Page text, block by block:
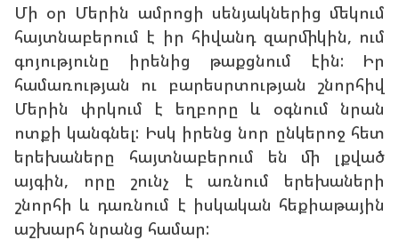
Մի օր Մերին ամրոցի սենյակներից մեկում
հայտնաբերում է իր հիվանդ զարմիկին, ում
գոյությունը իրենից թաքցնում էին: Իր
համառության ու բարեսրտության շնորհիվ
Մերին փրկում է եղբորը և օգնում նրան
ոտքի կանգնել: Իսկ իրենց նոր ընկերոջ հետ
երեխաները հայտնաբերում են մի լքված
այգին, որը շունչ է առնում երեխաների
շնորհի և դառնում է իսկական հեքիաթային
աշխարհ նրանց համար: